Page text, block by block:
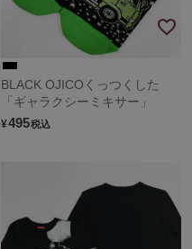
BLACK OJICOくっつくした
「ギャラクシーミキサー」
¥495税込